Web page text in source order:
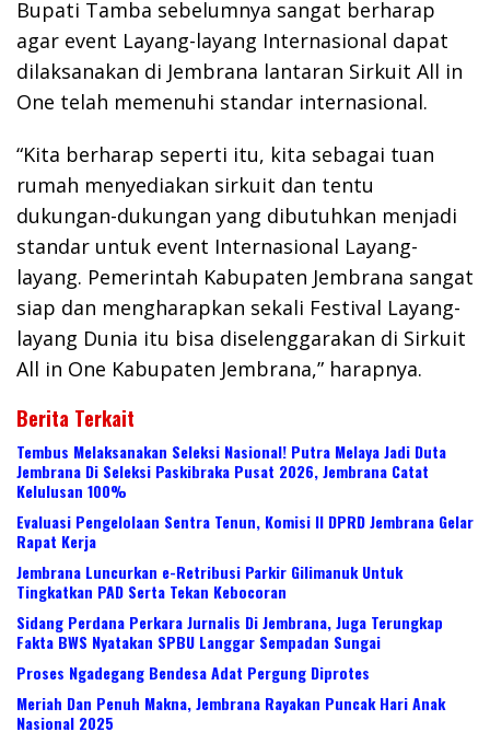
Bupati Tamba sebelumnya sangat berharap
agar event Layang-layang Internasional dapat
dilaksanakan di Jembrana lantaran Sirkuit All in
One telah memenuhi standar internasional.
“Kita berharap seperti itu, kita sebagai tuan
rumah menyediakan sirkuit dan tentu
dukungan-dukungan yang dibutuhkan menjadi
standar untuk event Internasional Layang-
layang. Pemerintah Kabupaten Jembrana sangat
siap dan mengharapkan sekali Festival Layang-
layang Dunia itu bisa diselenggarakan di Sirkuit
All in One Kabupaten Jembrana,” harapnya.
Berita Terkait
Tembus Melaksanakan Seleksi Nasional! Putra Melaya Jadi Duta
Jembrana Di Seleksi Paskibraka Pusat 2026, Jembrana Catat
Kelulusan 100%
Evaluasi Pengelolaan Sentra Tenun, Komisi II DPRD Jembrana Gelar
Rapat Kerja
Jembrana Luncurkan e-Retribusi Parkir Gilimanuk Untuk
Tingkatkan PAD Serta Tekan Kebocoran
Sidang Perdana Perkara Jurnalis Di Jembrana, Juga Terungkap
Fakta BWS Nyatakan SPBU Langgar Sempadan Sungai
Proses Ngadegang Bendesa Adat Pergung Diprotes
Meriah Dan Penuh Makna, Jembrana Rayakan Puncak Hari Anak
Nasional 2025